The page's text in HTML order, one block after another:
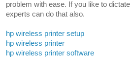
problem with ease. If you like to
experts can do that also.
hp wireless printer setup
hp wireless printer
hp wireless printer software